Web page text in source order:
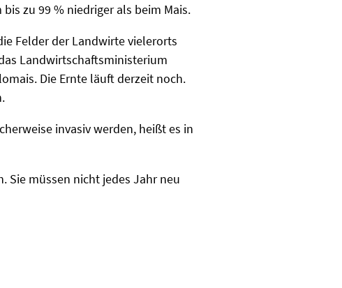
zu 99 % niedriger als beim Mais.
Felder der Landwirte vielerorts
Landwirtschaftsministerium
Die Ernte läuft derzeit noch.
invasiv werden, heißt es in
Sie müssen nicht jedes Jahr neu